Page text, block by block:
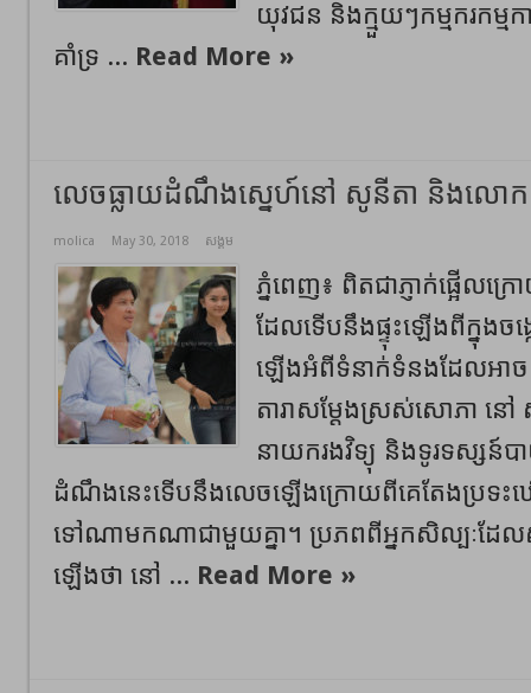
យុវជន និងក្មួយៗកម្មករកម្ម
គាំទ្រ ... Read More »
លេចធ្លាយដំណឹងស្នេហ៍នៅ សូនីតា និងលោក ទិ
molica May 30, 2018 សង្គម
ភ្នំពេញ៖ ពិតជាភ្ញាក់ផ្អើ
ដែលទើបនឹងផ្ទុះឡើងពីក្នុងច
ឡើងអំពីទំនាក់ទំនងដែលអាច
តារាសម្តែងស្រស់សោភា ន
នាយករងវិទ្យុ និងទូរទស្សន៍ប
ដំណឹងនេះទើបនឹងលេចឡើងក្រោយពីគេតែងប្រទះឃ
ទៅណាមកណាជាមួយគ្នា។ ប្រភពពីអ្នកសិល្បៈដែ
ឡើងថា នៅ ... Read More »